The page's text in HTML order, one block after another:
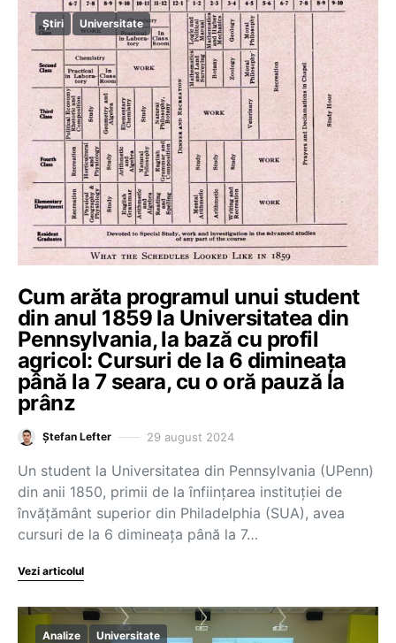
Știri Universitate
Cum arăta programul unui student
din anul 1859 la Universitatea din
Pennsylvania, la bază cu profil
agricol: Cursuri de la 6 dimineața
până la 7 seara, cu o oră pauză la
prânz
Ștefan Lefter 29 august 2024
Un student la Universitatea din Pennsylvania (UPenn)
din anii 1850, primii de la înființarea instituției de
învățământ superior din Philadelphia (SUA), avea
cursuri de la 6 dimineața până la 7…
Vezi articolul
Analize Universitate